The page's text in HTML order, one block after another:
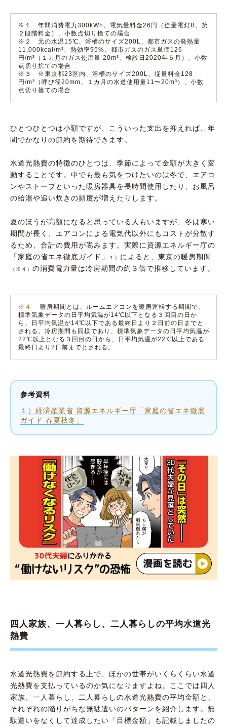
※１ 年間消費電力300kWh、電気量料金26円（従量電灯B、第
２段階料金）、小数点切り捨ての場合
※２ 元の水温15℃、浴槽のサイズ200L、都市ガスの発熱量
11,000kcal/m³、熱効率95%、都市ガスのガス単価126
円/m³（１カ月のガス使用量 20m³、検診日2020年５月）、小数
点切り捨ての場合
※３ ※東京都23区内、浴槽のサイズ200L、従量料金128
円/m³（呼び径20mm、１カ月の水道使用量11〜20m³）、小数
点切り捨ての場合
ひとつひとつは小額ですが、こういった支出を抑えれば、年
間でかなりの節約を期待できます。
水道光熱費の特徴のひとつは、季節によって金額が大きく変
動することです。中でも最も気をつけたいのは冬で、エアコ
ンやストーブといった暖房器具を長時間使用したり、お風呂
の給湯や追い炊きの頻度が増えたりします。
夏のほうが高額になると思っている人もいますが、冬は寒い
期間が長く、エアコンによる電気代以外にもコストが分散す
るため、合計の費用が嵩みます。実際に資源エネルギー庁の
「家庭の省エネ徹底ガイド」
１） によると、東京の暖房期間
（※４） の消費電力量は冷房期間の約３倍で推移しています。
※４
暖房期間とは、ルームエアコンを暖房運転する期間で、
標準気象データの日平均気温が14℃以下となる３回目の日か
ら、日平均気温が14℃以下である最終日より２日前の日までと
される。冷房期間も同様であり、標準気象データの日平均気温が
22℃以上となる３回目の日から、日平均気温が22℃以上である
最終日より2日前までとされる。
参考資料
１）経済産業省 資源エネルギー庁「家庭の省エネ徹底
ガイド 春夏秋冬」
四人家族、一人暮らし、二人暮らしの平均水道光
熱費
水道光熱費を節約する上で、ほかの世帯がいくらくらい水道
光熱費を支払っているのか気になりますよね。ここでは四人
家族、一人暮らし、二人暮らしの水道光熱費の平均金額と、
それぞれの陥りがちな無駄遣いのパターンを紹介します。無
駄遣いをなくして達成したい「目標金額」も記載しましたの